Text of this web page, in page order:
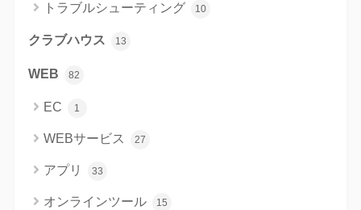
トラブルシューティング 10
クラブハウス 13
WEB 82
EC 1
WEBサービス 27
アプリ 33
オンラインツール 15